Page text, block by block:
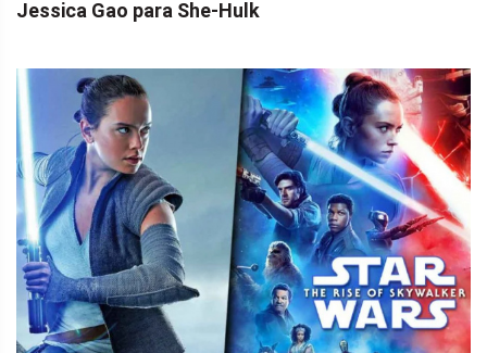
Jessica Gao para She-Hulk